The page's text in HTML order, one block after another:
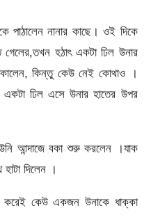
পাঠালেন নানার কাছে। ওই দিকে
হঠাৎ একটা ঢিল উনার
কিন্তু কেউ নেই কোথাও ।
ঢিল এসে উনার হাতের উপর
আন্দাজে বকা শুরু করলেন ।যাক
হাটা দিলেন ।
করেই কেউ একজন উনাকে ধাক্কা